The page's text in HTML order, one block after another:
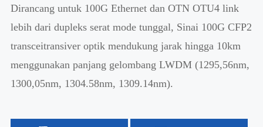
Dirancang untuk 100G Ethernet dan OTN OTU4 link
lebih dari dupleks serat mode tunggal, Sinai 100G CFP2
transceitransiver optik mendukung jarak hingga 10km
menggunakan panjang gelombang LWDM (1295,56nm,
1300,05nm, 1304.58nm, 1309.14nm).